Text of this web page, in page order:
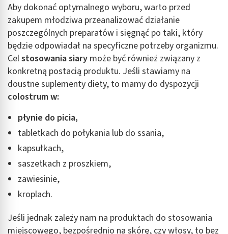
Aby dokonać optymalnego wyboru, warto przed
zakupem młodziwa przeanalizować działanie
poszczególnych preparatów i sięgnąć po taki, który
będzie odpowiadał na specyficzne potrzeby organizmu.
Celstosowania siary może być również związany z
konkretną postacią produktu. Jeśli stawiamy na
doustne suplementy diety, to mamy do dyspozycji
colostrum w:
płynie do picia,
tabletkach do połykania lub do ssania,
kapsułkach,
saszetkach z proszkiem,
zawiesinie,
kroplach.
Jeśli jednak zależy nam na produktach do stosowania
miejscowego, bezpośrednio na skórę, czy włosy, to bez
Tworzenie profili w celu personalizacji treści
Wykorzystywanie profili w celu doboru
spersonalizowanych treści
Pomiar efektywności reklam
Pomiar efektywności treści
kombinacji danych z różnych źródeł
Rozwój i ulepszanie usług
Wykorzystywanie ograniczonych danych do
wyboru treści
Funkcje specjalne IAB:
Użycie dokładnych danych geolokalizacyjnych
Identyfikowanie urządzeń na podstawie
aktywnie żądanych informacji